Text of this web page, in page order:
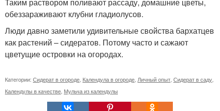
обеззараживают клубни гладиолусов.
Люди давно заметили удивительные свойства бархатцев
как растений – сидератов. Потому часто и сажают
цветущие островки на огородах.
Категории: Сидерат в огороде Календула в огороде Личный опыт Сидерат в саду
Календулы в качестве Мульча из календулы